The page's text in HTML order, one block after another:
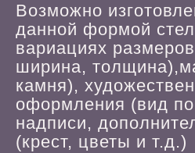
Возможно
данной формой
вариациях
ширина,
камня),
оформления (вид
надписи,
(крест, цветы и т.д.)